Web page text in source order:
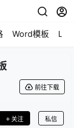
Word模板
前往下载
关注 私信